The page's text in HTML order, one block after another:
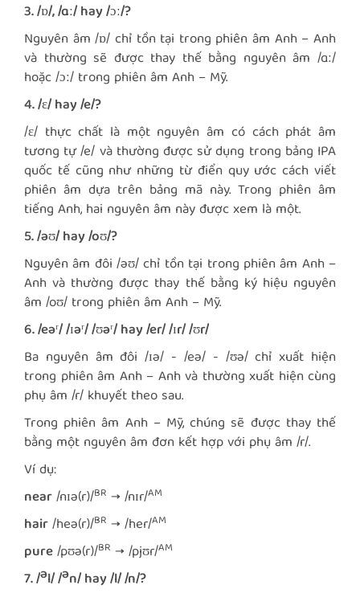
3. /ɒ/, /ɑː/ hay /ɔː/?
Nguyên âm /ɒ/ chỉ tồn tại trong phiên âm Anh – Anh
và thường sẽ được thay thế bằng nguyên âm /ɑː/
hoặc /ɔː/ trong phiên âm Anh – Mỹ.
4. /ɛ/ hay /e/?
/ɛ/ thực chất là một nguyên âm có cách phát âm
tương tự /e/ và thường được sử dụng trong bảng IPA
quốc tế cũng như những từ điển quy ước cách viết
phiên âm dựa trên bảng mã này. Trong phiên âm
tiếng Anh, hai nguyên âm này được xem là một.
5. /əʊ/ hay /oʊ/?
Nguyên âm đôi /əʊ/ chỉ tồn tại trong phiên âm Anh –
Anh và thường được thay thế bằng ký hiệu nguyên
âm /oʊ/ trong phiên âm Anh – Mỹ.
6. /eəʳ/ /ɪəʳ/ /ʊəʳ/ hay /er/ /ɪr/ /ʊr/
Ba nguyên âm đôi /ɪə/ - /eə/ - /ʊə/ chỉ xuất hiện
trong phiên âm Anh – Anh và thường xuất hiện cùng
phụ âm /r/ khuyết theo sau.
Trong phiên âm Anh – Mỹ, chúng sẽ được thay thế
bằng một nguyên âm đơn kết hợp với phụ âm /r/.
Ví dụ:
near/nɪə(r)/BR → /nɪr/AM
hair/heə(r)/BR → /her/AM
pure/pʊə(r)/BR → /pjʊr/AM
7. /əl/ /ən/ hay /l/ /n/?